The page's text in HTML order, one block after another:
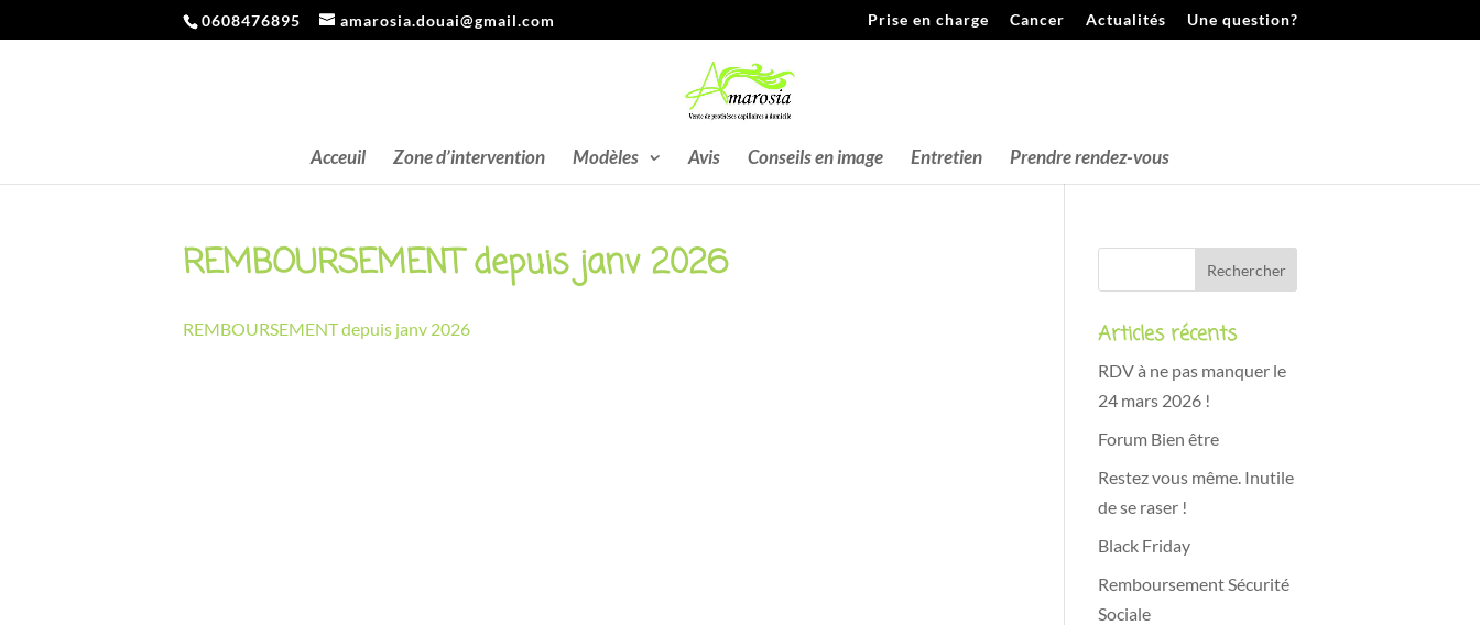
0608476895 amarosia.douai@gmail.com Prise en charge Cancer Actualités Une question?
Acceuil Zone d’intervention Modèles Avis Conseils en image Entretien Prendre rendez-vous
REMBOURSEMENT depuis janv 2026
REMBOURSEMENT depuis janv 2026 Articles récents
RDV à ne pas manquer le
24 mars 2026 !
Forum Bien être
Restez vous même. Inutile
de se raser !
Black Friday
Remboursement Sécurité
Sociale